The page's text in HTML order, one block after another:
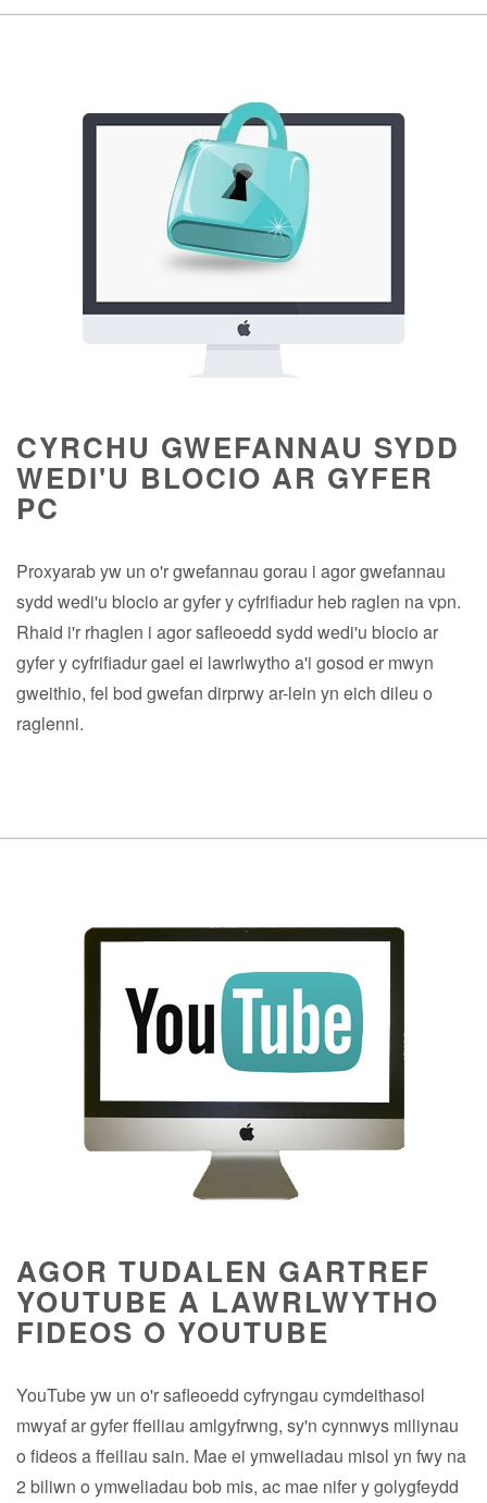
CYRCHU GWEFANNAU SYDD
WEDI'U BLOCIO AR GYFER
PC
Proxyarab yw un o'r gwefannau gorau i agor gwefannau
sydd wedi'u blocio ar gyfer y cyfrifiadur heb raglen na vpn.
Rhaid i'r rhaglen i agor safleoedd sydd wedi'u blocio ar
gyfer y cyfrifiadur gael ei lawrlwytho a'i gosod er mwyn
gweithio, fel bod gwefan dirprwy ar-lein yn eich dileu o
raglenni.
AGOR TUDALEN GARTREF
YOUTUBE A LAWRLWYTHO
FIDEOS O YOUTUBE
YouTube yw un o'r safleoedd cyfryngau cymdeithasol
mwyaf ar gyfer ffeiliau amlgyfrwng, sy'n cynnwys miliynau
o fideos a ffeiliau sain. Mae ei ymweliadau misol yn fwy na
2 biliwn o ymweliadau bob mis, ac mae nifer y golygfeydd